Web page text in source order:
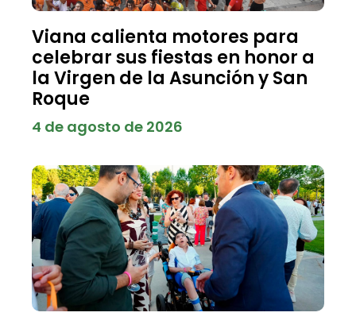
Viana calienta motores para
celebrar sus fiestas en honor a
la Virgen de la Asunción y San
Roque
4 de agosto de 2026